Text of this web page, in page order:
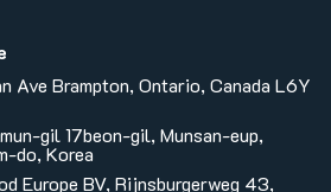
Ave Brampton, Ontario, Canada L6Y
gil 17beon-gil, Munsan-eup,
do, Korea
Europe BV, Rijnsburgerweg 43,